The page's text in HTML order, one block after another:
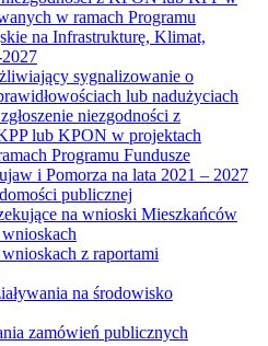
w ramach Programu
na Infrastrukturę, Klimat,
sygnalizowanie o
lub nadużyciach
niezgodności z
lub KPON w projektach
Programu Fundusze
i Pomorza na lata 2021 – 2027
publicznej
na wnioski Mieszkańców
z raportami
na środowisko
zamówień publicznych